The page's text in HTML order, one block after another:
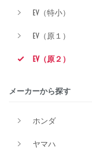
EV（特小）
EV（原１）
EV（原２）
メーカーから探す
ホンダ
ヤマハ